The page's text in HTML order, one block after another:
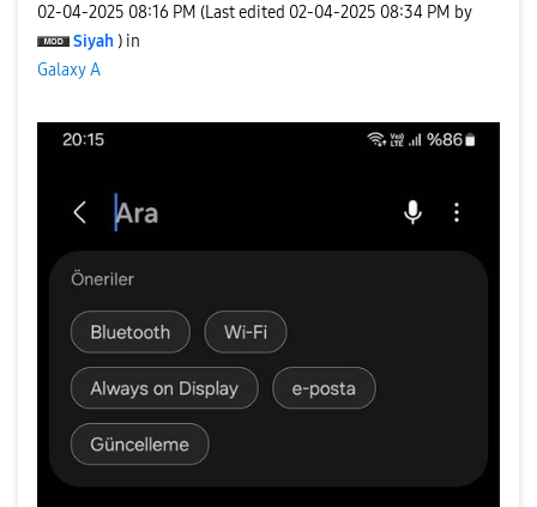
‎02-04-2025 08:16 PM (Last edited ‎02-04-2025 08:34 PM by
Siyah ) in
Galaxy A